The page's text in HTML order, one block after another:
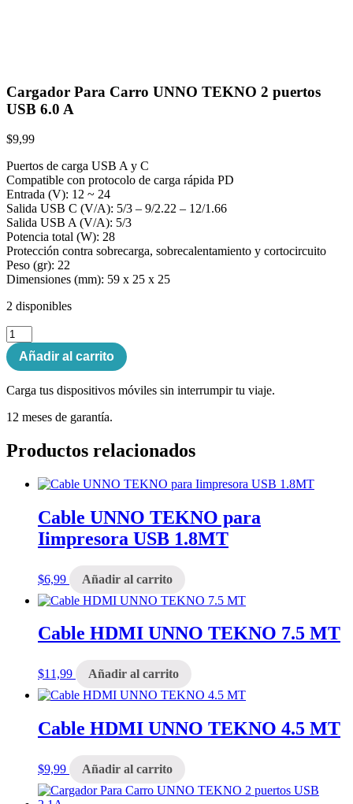
Cargador Para Carro UNNO TEKNO 2 puertos
USB 6.0 A
$9,99
Puertos de carga USB A y C
Compatible con protocolo de carga rápida PD
Entrada (V): 12 ~ 24
Salida USB C (V/A): 5/3 – 9/2.22 – 12/1.66
Salida USB A (V/A): 5/3
Potencia total (W): 28
Protección contra sobrecarga, sobrecalentamiento y cortocircuito
Peso (gr): 22
Dimensiones (mm): 59 x 25 x 25
2 disponibles
Cargador
Para
Carro
UNNO
TEKNO
puertos
6.0
A
cantidad
Añadir al carrito
Carga tus dispositivos móviles sin interrumpir tu viaje.
12 meses de garantía.
Productos relacionados
Cable UNNO TEKNO para
Iimpresora USB 1.8MT
$6,99 Añadir al carrito
Cable HDMI UNNO TEKNO 7.5 MT
$11,99 Añadir al carrito
Cable HDMI UNNO TEKNO 4.5 MT
$9,99 Añadir al carrito